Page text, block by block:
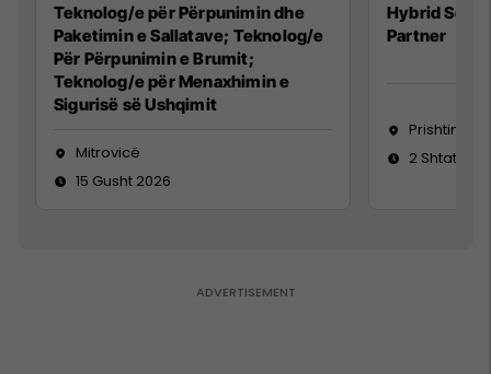
Teknolog/e për Përpunimin dhe
Paketimin e Sallatave; Teknolog/e
Për Përpunimin e Brumit;
Teknolog/e për Menaxhimin e
Sigurisë së Ushqimit
Mitrovicë
15 Gusht 2026
Hybrid
Partner
Prishtinë
2 Shtator